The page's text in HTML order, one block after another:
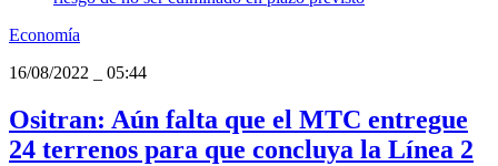
Economía
16/08/2022
05:44
Ositran: Aún falta que el MTC entregue
24 terrenos para que concluya la Línea 2